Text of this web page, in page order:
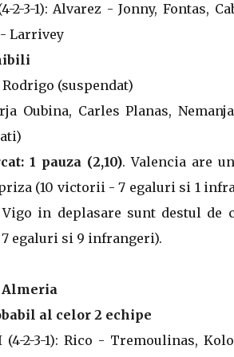
2-3-1): Alvarez - Jonny, Fontas,
Larrivey
(suspendat)
Oubina, Carles Planas,
1 pauza (2,10). Valencia are
(10 victorii - 7 egaluri si 1
in deplasare sunt destul de
egaluri si 9 infrangeri).
al celor 2 echipe
(4-2-3-1): Rico - Tremoulinas,